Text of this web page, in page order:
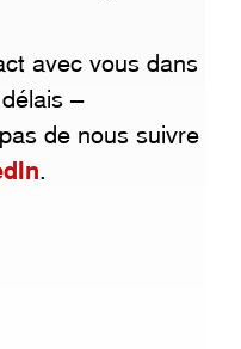
avec vous dans
–
de nous suivre